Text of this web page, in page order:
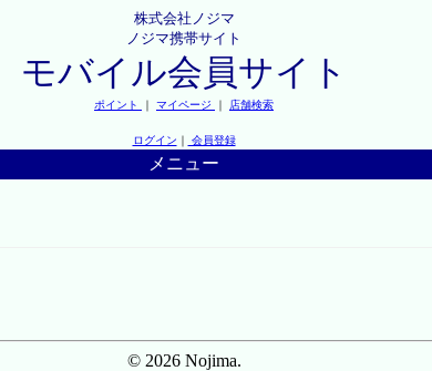
株式会社ノジマ
ノジマ携帯サイト
モバイル会員サイト
ポイント ｜ マイページ ｜ 店舗検索
ログイン ｜ 会員登録
メニュー
© 2026 Nojima.